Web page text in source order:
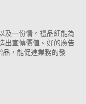
及一份情。禮品紅能為
出宣傳價值。好的廣告
品，能促進業務的發